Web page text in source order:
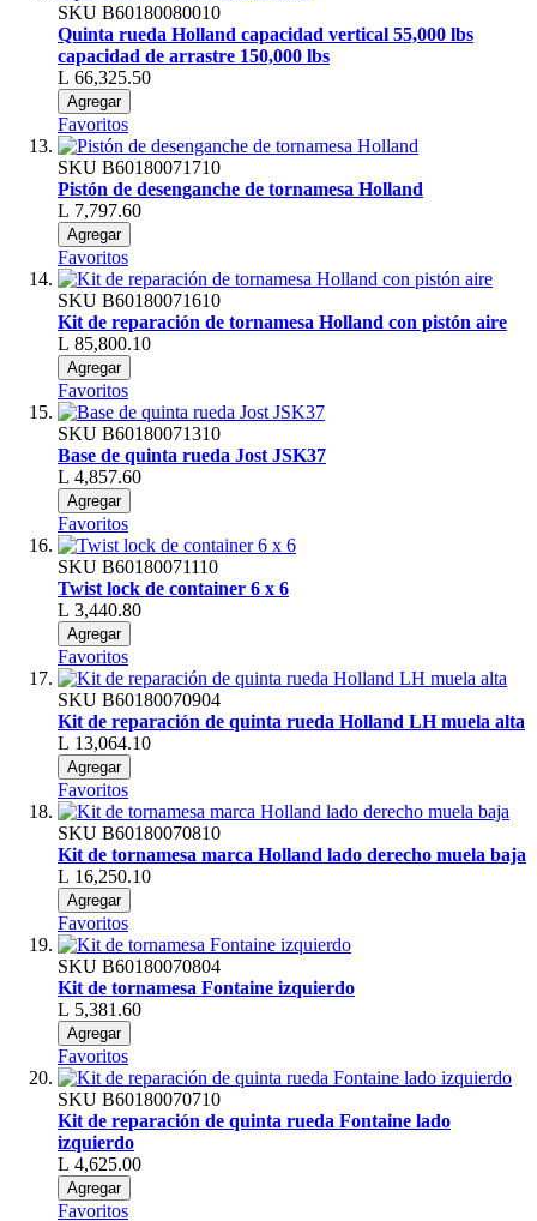
SKU B60180080010
Quinta rueda Holland capacidad vertical 55,000 lbs
capacidad de arrastre 150,000 lbs
L 66,325.50
Agregar
Favoritos
SKU B60180071710
Pistón de desenganche de tornamesa Holland
L 7,797.60
Agregar
Favoritos
SKU B60180071610
Kit de reparación de tornamesa Holland con pistón aire
L 85,800.10
Agregar
Favoritos
SKU B60180071310
Base de quinta rueda Jost JSK37
L 4,857.60
Agregar
Favoritos
SKU B60180071110
Twist lock de container 6 x 6
L 3,440.80
Agregar
Favoritos
SKU B60180070904
Kit de reparación de quinta rueda Holland LH muela alta
L 13,064.10
Agregar
Favoritos
SKU B60180070810
Kit de tornamesa marca Holland lado derecho muela baja
L 16,250.10
Agregar
Favoritos
SKU B60180070804
Kit de tornamesa Fontaine izquierdo
L 5,381.60
Agregar
Favoritos
SKU B60180070710
Kit de reparación de quinta rueda Fontaine lado
izquierdo
L 4,625.00
Agregar
Favoritos